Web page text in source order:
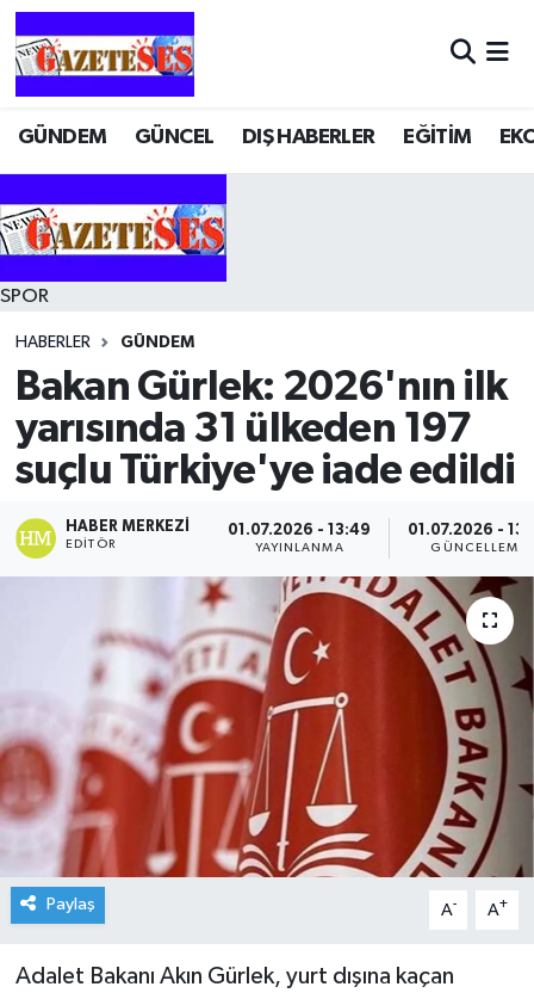
GÜNDEM GÜNCEL DIŞ HABERLER EĞİTİM
SPOR
HABERLER GÜNDEM
Bakan Gürlek: 2026'nın ilk
yarısında 31 ülkeden 197
suçlu Türkiye'ye iade edildi
HABER MERKEZI
EDITÖR
01.07.2026 - 13:49
YAYINLANMA
01.07.2026 -
GÜNCELLEME
Paylaş A- A+
Adalet Bakanı Akın Gürlek, yurt dışına kaçan